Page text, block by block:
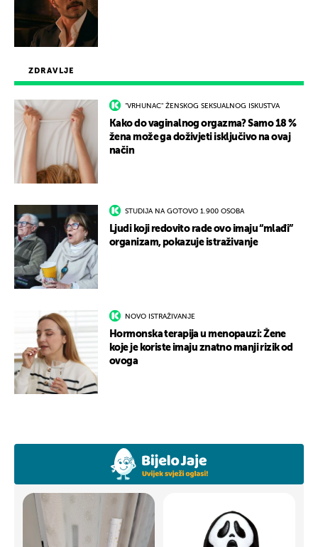
ZDRAVLJE
"VRHUNAC" ŽENSKOG SEKSUALNOG ISKUSTVA
Kako do vaginalnog orgazma? Samo 18 %
žena može ga doživjeti isključivo na ovaj
način
STUDIJA NA GOTOVO 1.900 OSOBA
Ljudi koji redovito rade ovo imaju “mlađi”
organizam, pokazuje istraživanje
NOVO ISTRAŽIVANJE
Hormonska terapija u menopauzi: Žene
koje je koriste imaju znatno manji rizik od
ovoga